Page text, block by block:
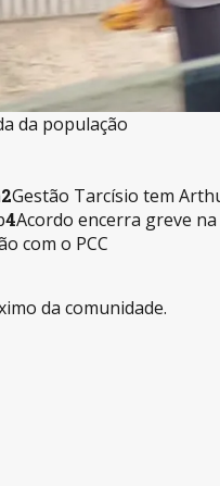
da população
2Gestão Tarcísio tem
4Acordo encerra greve
com o PCC
da comunidade.